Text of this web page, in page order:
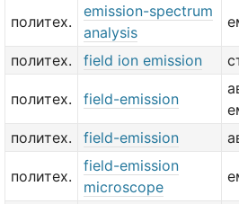
политех.
emission-spectrum
analysis
политех. field ion emission
политех. field-emission
политех.
field-emission
политех.
field-emission
microscope